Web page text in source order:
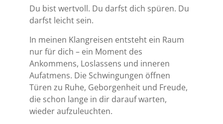
Du bist wertvoll. Du darfst dich spüren. Du
darfst leicht sein.
In meinen Klangreisen entsteht ein Raum
nur für dich – ein Moment des
Ankommens, Loslassens und inneren
Aufatmens. Die Schwingungen öffnen
Türen zu Ruhe, Geborgenheit und Freude,
die schon lange in dir darauf warten,
wieder aufzuleuchten.